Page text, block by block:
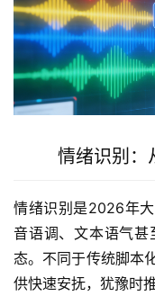
情绪识别：
情绪识别是2026年
音语调、文本语气
态。不同于传统脚本
供快速安抚，犹豫时